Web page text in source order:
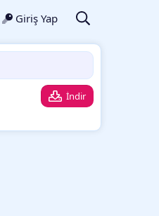
Giriş Yap
İndir